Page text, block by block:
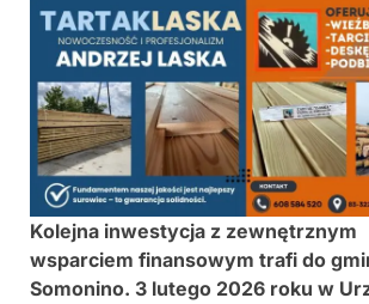
Kolejna inwestycja z zewnętrznym
wsparciem finansowym trafi do
Somonino. 3 lutego 2026 roku w